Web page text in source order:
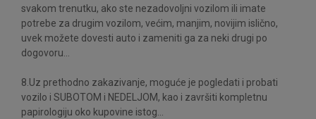
svakom trenutku, ako ste nezadovoljni vozilom ili imate
potrebe za drugim vozilom, većim, manjim, novijim islično,
uvek možete dovesti auto i zameniti ga za neki drugi po
dogovoru...
8.Uz prethodno zakazivanje, moguće je pogledati i probati
vozilo i SUBOTOM i NEDELJOM, kao i završiti kompletnu
papirologiju oko kupovine istog...